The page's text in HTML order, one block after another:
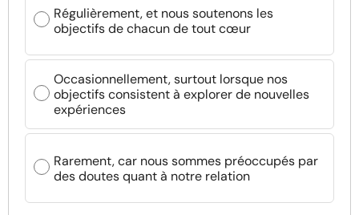
Régulièrement, et nous soutenons les
objectifs de chacun de tout cœur
Occasionnellement, surtout lorsque nos
objectifs consistent à explorer de nouvelles
expériences
Rarement, car nous sommes préoccupés par
des doutes quant à notre relation